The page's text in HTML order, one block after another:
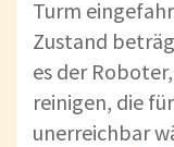
Turm
Zustand
es der
reinigen, die
unerreichbar